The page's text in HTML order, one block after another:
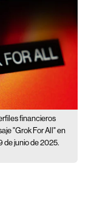
financieros
"Grok For All" en
de junio de 2025.